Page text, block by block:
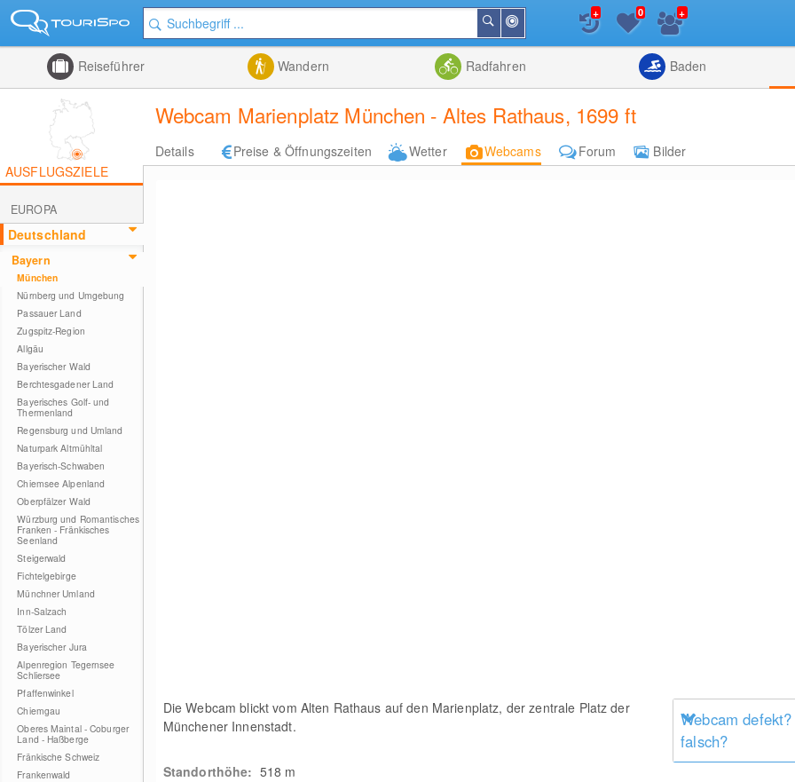
der
Suchen
Listenansicht
+ 0 +
Reiseführer Wandern Radfahren Baden
Webcam Marienplatz München - Altes Rathaus, 1699 ft
Details Preise & Öffnungszeiten Wetter Webcams Forum
Bilder
AUSFLUGSZIELE
EUROPA
Deutschland
Bayern
München
Nürnberg und Umgebung
Passauer Land
Zugspitz-Region
Allgäu
Bayerischer Wald
Berchtesgadener Land
Bayerisches Golf- und
Thermenland
Regensburg und Umland
Naturpark Altmühltal
Bayerisch-Schwaben
Chiemsee Alpenland
Oberpfälzer Wald
Würzburg und Romantisches
Franken - Fränkisches
Seenland
Steigerwald
Fichtelgebirge
Münchner Umland
Inn-Salzach
Tölzer Land
Bayerischer Jura
Alpenregion Tegernsee
Schliersee
Pfaffenwinkel
Chiemgau
Oberes Maintal - Coburger
Land - Haßberge
Fränkische Schweiz
Frankenwald
Die Webcam blickt vom Alten Rathaus auf den Marienplatz, der zentrale Platz der
Münchener Innenstadt.
Webcam
falsch?
Standorthöhe: 518 m